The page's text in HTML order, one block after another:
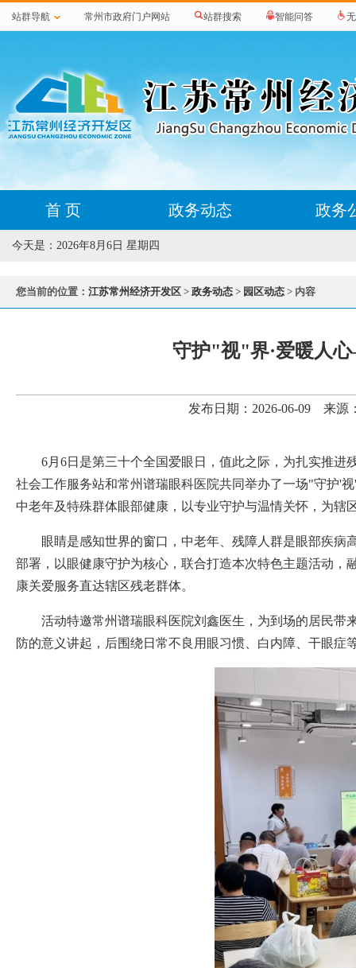
站群导航 常州市政府门户网站 站群搜索 智能问答
首 页 政务动态 政务
今天是： 2026年8月6日 星期四
您当前的位置： 江苏常州经济开发区 > 政务动态 > 园区动态 > 内容
守护"视"界·爱暖人
发布日期：2026-06-09 来源
6月6日是第三十个全国爱眼日，值此之际，为扎实推
社会工作服务站和常州谱瑞眼科医院共同举办了一场"守护'
中老年及特殊群体眼部健康，以专业守护与温情关怀，为
眼睛是感知世界的窗口，中老年、残障人群是眼部疾
部署，以眼健康守护为核心，联合打造本次特色主题活动
康关爱服务直达辖区残老群体。
活动特邀常州谱瑞眼科医院刘鑫医生，为到场的居民带
防的意义讲起，后围绕日常不良用眼习惯、白内障、干眼